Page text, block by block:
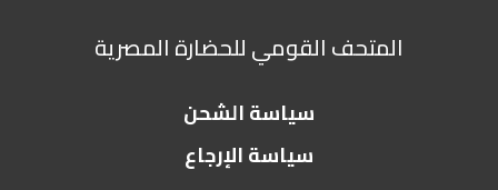
المتحف القومي للحضارة المصرية
سياسة الشحن
سياسة الإرجاع